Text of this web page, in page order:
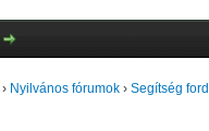
› Nyilvános fórumok ›Segítség